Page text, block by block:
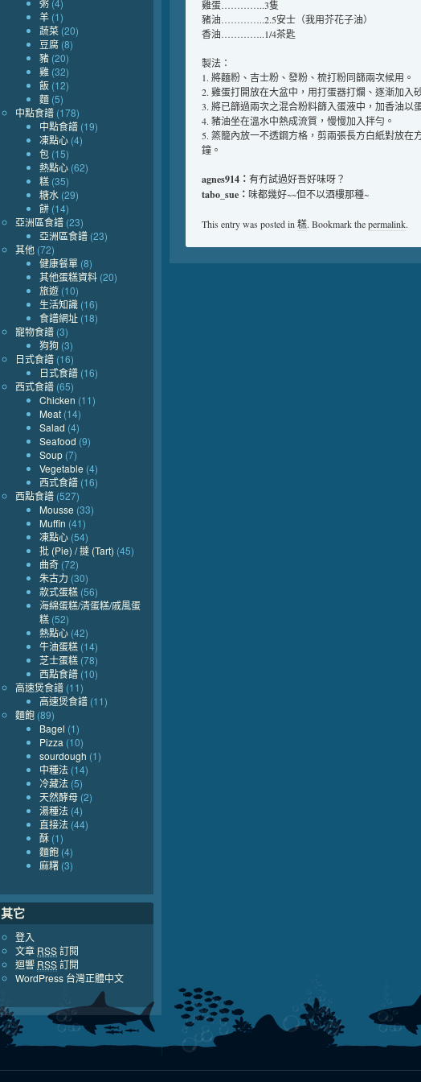
雞蛋…………..3隻
豬油…………..2.5安士（我用芥花子油）
香油…………..1/4茶匙
製法：
1. 將麵粉、吉士粉、發粉、梳打粉同篩兩次候用。
2. 雞蛋打開放在大盆中，用打蛋器打爛、逐漸加入
3. 將已篩過兩次之混合粉料篩入蛋液中，加香油以
4. 豬油坐在溫水中熱成流質，慢慢加入拌勻。
5. 篜籠內放一不透鋼方格，剪兩張長方白紙對放
鐘。
agnes914： 有冇試過好吾好味呀？
tabo_sue： 味都幾好~~但不以酒樓那種~
This entry was posted in 糕. Bookmark thepermalink.
粥 (4)
羊 (1)
蔬菜 (20)
豆腐 (8)
豬 (20)
雞 (32)
飯 (12)
麵 (5)
中點食譜 (178)
中點食譜 (19)
凍點心 (4)
包 (15)
熱點心 (62)
糕 (35)
糖水 (29)
餅 (14)
亞洲區食譜 (23)
亞洲區食譜 (23)
其他 (72)
健康餐單 (8)
其他蛋糕資料 (20)
旅遊 (10)
生活知識 (16)
食譜網址 (18)
寵物食譜 (3)
狗狗 (3)
日式食譜 (16)
日式食譜 (16)
西式食譜 (65)
Chicken (11)
Meat (14)
Salad (4)
Seafood (9)
Soup (7)
Vegetable (4)
西式食譜 (16)
西點食譜 (527)
Mousse (33)
Muffin (41)
凍點心 (54)
批 (Pie) / 撻 (Tart) (45)
曲奇 (72)
朱古力 (30)
款式蛋糕 (56)
海綿蛋糕/清蛋糕/戚風蛋
糕 (52)
熱點心 (42)
牛油蛋糕 (14)
芝士蛋糕 (78)
西點食譜 (10)
高速煲食譜 (11)
高速煲食譜 (11)
麵飽 (89)
Bagel (1)
Pizza (10)
sourdough (1)
中種法 (14)
冷藏法 (5)
天然酵母 (2)
湯種法 (4)
直接法 (44)
酥 (1)
麵飽 (4)
麻糬 (3)
其它
登入
文章 RSS訂閱
迴響 RSS訂閱
WordPress 台灣正體中文